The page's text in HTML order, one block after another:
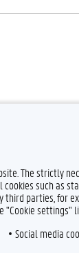
The strictly
such as
parties, for
settings"
Social media